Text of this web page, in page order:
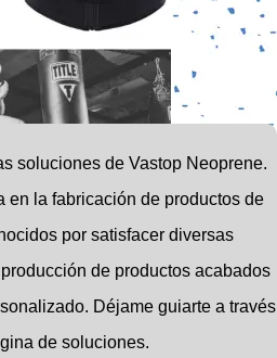
soluciones de Vastop Neoprene.
en la fabricación de productos de
por satisfacer diversas
de productos acabados
Déjame guiarte a través
de soluciones.